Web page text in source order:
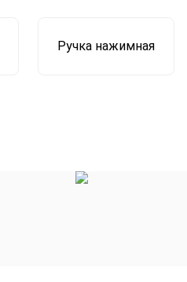
Ручка нажимная